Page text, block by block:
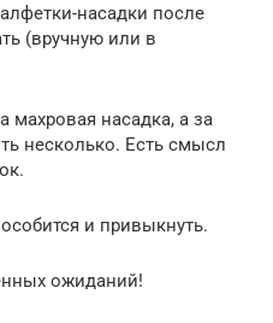
насадки после
(вручную или в
махровая насадка, а за
несколько. Есть смысл
и привыкнуть.
ожиданий!